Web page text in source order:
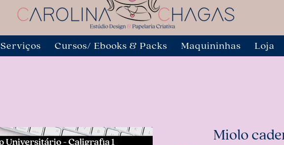
Serviços Cursos/ Ebooks & Packs Maquininhas Loja
Miolo